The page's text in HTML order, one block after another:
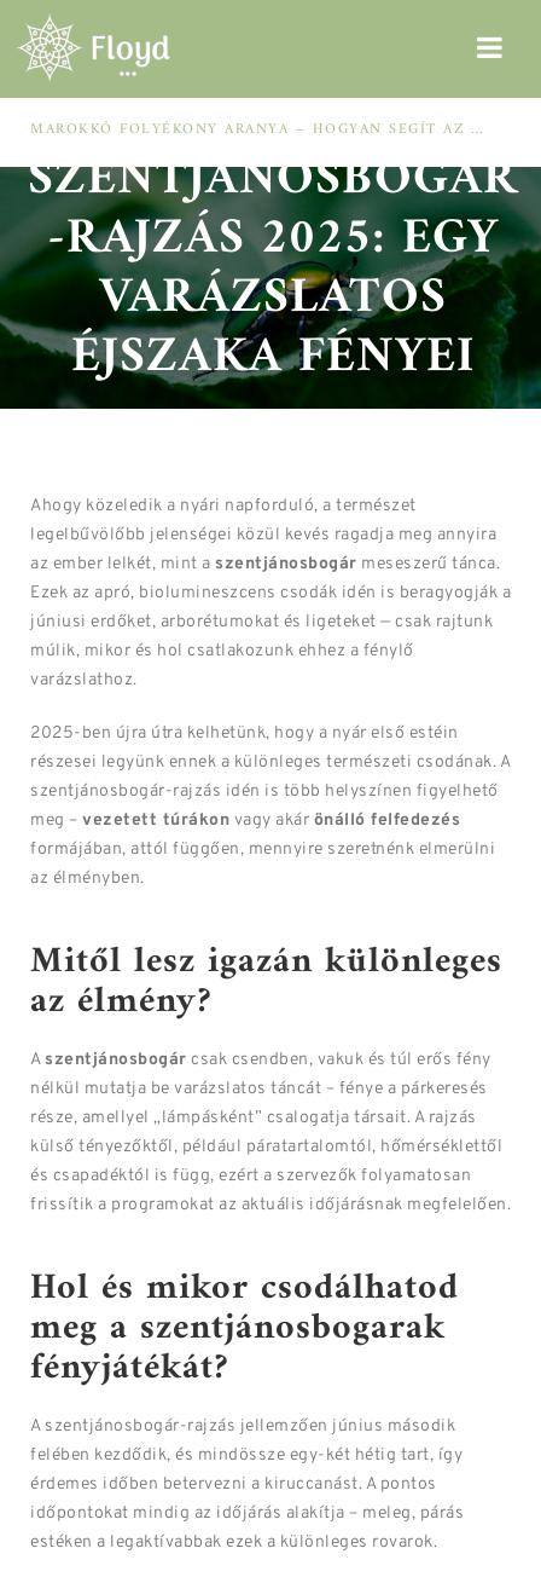
MAROKKÓ FOLYÉKONY ARANYA – HOGYAN SEGÍT AZ ARGÁNOLAJ A SZÁRAZ, MEGVISELT TINCSEKEN?
SZENTJÁNOSBOGÁR
-RAJZÁS 2025: EGY
VARÁZSLATOS
ÉJSZAKA FÉNYEI
Ahogy közeledik a nyári napforduló, a természet
legelbűvölőbb jelenségei közül kevés ragadja meg annyira
az ember lelkét, mint a szentjánosbogár meseszerű tánca.
Ezek az apró, biolumineszcens csodák idén is beragyogják a
júniusi erdőket, arborétumokat és ligeteket — csak rajtunk
múlik, mikor és hol csatlakozunk ehhez a fénylő
varázslathoz.
2025-ben újra útra kelhetünk, hogy a nyár első estéin
részesei legyünk ennek a különleges természeti csodának. A
szentjánosbogár-rajzás idén is több helyszínen figyelhető
meg – vezetett túrákon vagy akár önálló felfedezés
formájában, attól függően, mennyire szeretnénk elmerülni
az élményben.
Mitől lesz igazán különleges
az élmény?
A szentjánosbogár csak csendben, vakuk és túl erős fény
nélkül mutatja be varázslatos táncát – fénye a párkeresés
része, amellyel „lámpásként” csalogatja társait. A rajzás
külső tényezőktől, például páratartalomtól, hőmérséklettől
és csapadéktól is függ, ezért a szervezők folyamatosan
frissítik a programokat az aktuális időjárásnak megfelelően.
Hol és mikor csodálhatod
meg a szentjánosbogarak
fényjátékát?
A szentjánosbogár-rajzás jellemzően június második
felében kezdődik, és mindössze egy-két hétig tart, így
érdemes időben betervezni a kiruccanást. A pontos
időpontokat mindig az időjárás alakítja – meleg, párás
estéken a legaktívabbak ezek a különleges rovarok.